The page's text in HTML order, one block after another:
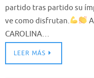
partido tras partido su
ve como disfrutan.
CAROLINA…
LEER MÁS